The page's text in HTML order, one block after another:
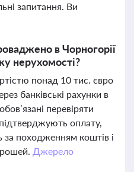
запитання. Ви
в Чорногорії
нерухомості?
понад 10 тис. євро
банківські рахунки в
перевіряти
оплату,
походженням коштів і
Джерело